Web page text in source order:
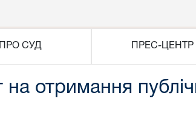
ПРО СУД ПРЕС-ЦЕНТР
на отримання